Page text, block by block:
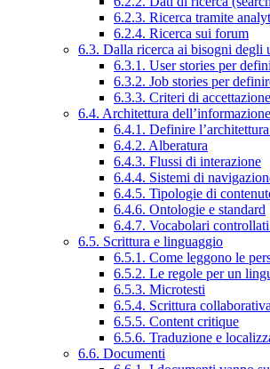
6.2.3. Ricerca tramite
6.2.4. Ricerca sui forum
6.3. Dalla ricerca ai bisogni degli
6.3.1. User stories per
6.3.2. Job stories per
6.3.3. Criteri di accettazione
6.4. Architettura dell’informazione
6.4.1. Definire
6.4.2. Alberatura
6.4.3. Flussi di interazione
6.4.4. Sistemi di
6.4.5. Tipologie di
6.4.6. Ontologie e standard
6.4.7. Vocabolari
6.5. Scrittura e linguaggio
6.5.1. Come leggono le
6.5.2. Le regole per un
6.5.3. Microtesti
6.5.4. Scrittura collaborativa
6.5.5. Content critique
6.5.6. Traduzione e
6.6. Documenti